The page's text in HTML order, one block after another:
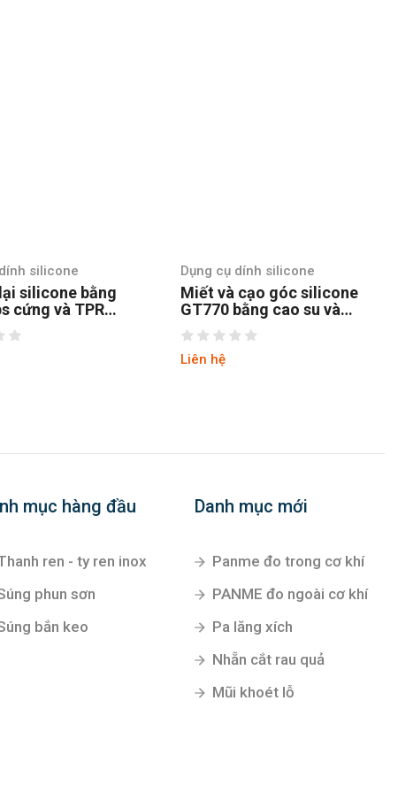
silicone
góc silicone
cao su và
Dụng cụ dính silicone
Keo chống dột MC-201
X’TRASEAL malaysia
Liên hệ
mục hàng đầu
ren - ty ren inox
phun sơn
bắn keo
Danh mục mới
Panme đo trong cơ khí
PANME đo ngoài cơ khí
Pa lăng xích
Nhẵn cắt rau quả
Mũi khoét lỗ